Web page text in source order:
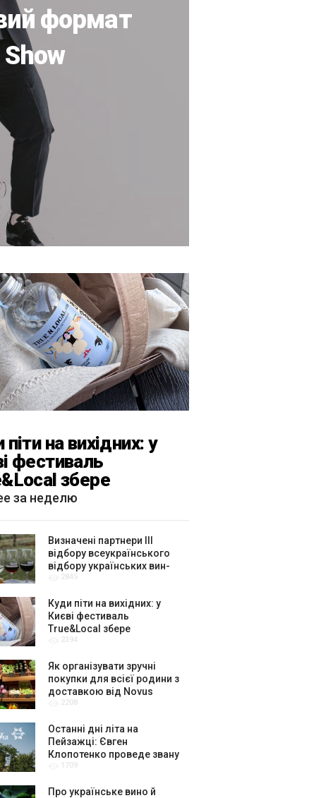
формат
піти на вихідних: у
фестиваль
збере
лекторів і гурт
за неделю
Визначені партнери ІІІ
відбору всеукраїнського
відбору українських вин-
амбасадорів
2845
Куди піти на вихідних: у
Києві фестиваль
True&Local збере
крафтярів, лекторів і гурт
2394
Як організувати зручні
покупки для всієї родини з
доставкою від Novus
2208
Останні дні літа на
Пейзажці: Євген
Клопотенко проведе звану
вечерю присвячену Києву
1709
Про українське вино й